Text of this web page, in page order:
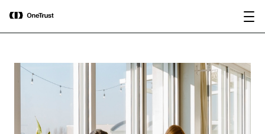
OneTrust nommée « Visionnaire »
dans le Magic Quadrant™ 2026 de
Gartner® pour les plateformes de